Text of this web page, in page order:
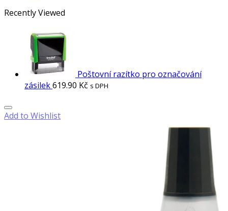
Recently Viewed
Poštovní razítko pro označování
zásilek619.90 Kč s DPH
Add to Wishlist